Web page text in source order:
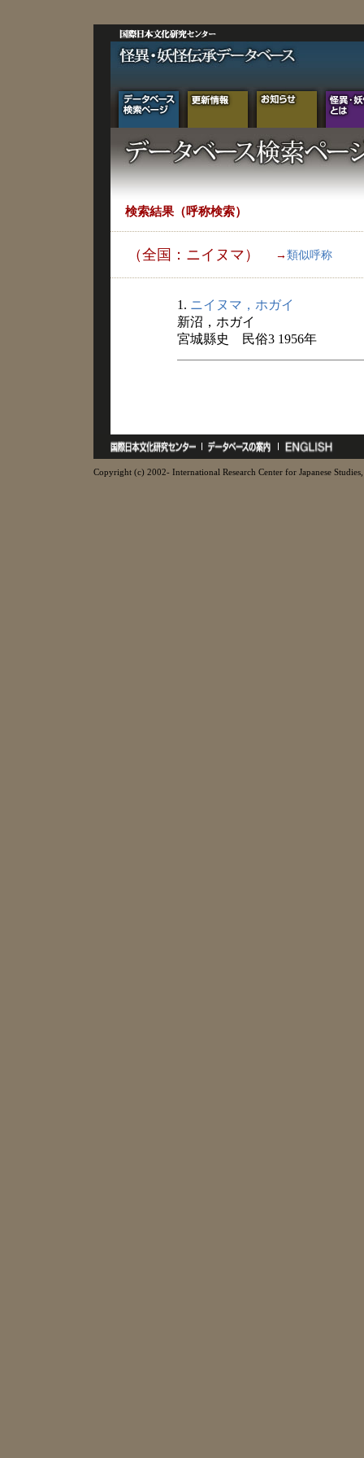
検索結果（呼称検索）
（全国：ニイヌマ） → 類似呼称
1. ニイヌマ，ホガイ
新沼，ホガイ
宮城縣史 民俗3 1956年
Copyright (c) 2002- International Research Center for Japanese